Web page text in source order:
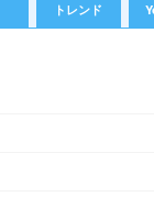
トレンド